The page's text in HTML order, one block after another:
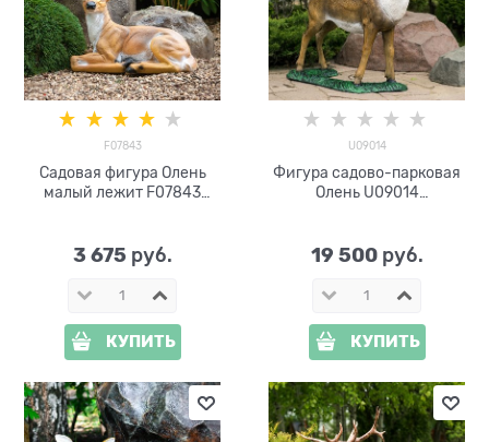
F07843
Садовая фигура Олень
малый лежит F07843
3 675 руб.
КУПИТЬ
U09014
Фигура садово-парковая
Олень U09014
19 500 руб.
КУПИТЬ